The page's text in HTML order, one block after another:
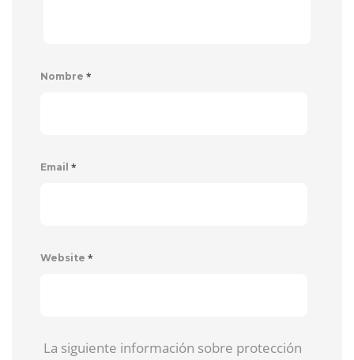
Nombre *
Email *
Website *
La siguiente información sobre protección